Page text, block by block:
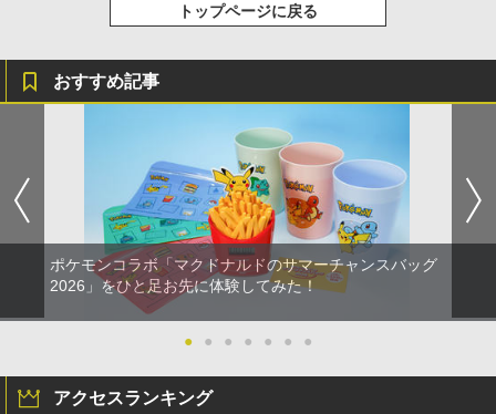
トップページに戻る
おすすめ記事
ポケモンコラボ「マクドナルドのサマーチャンスバッグ
2026」をひと足お先に体験してみた！
● ● ● ● ● ● ●
アクセスランキング